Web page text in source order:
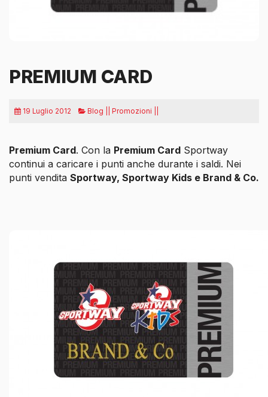
PREMIUM CARD
19 Luglio 2012 Blog || Promozioni ||
Premium Card. Con la Premium Card Sportway
continui a caricare i punti anche durante i saldi. Nei
punti vendita Sportway, Sportway Kids e Brand & Co.